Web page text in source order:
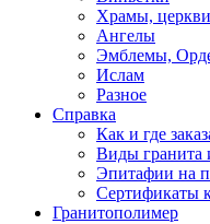
Храмы, церкви
Ангелы
Эмблемы,
Ислам
Разное
Справка
Как и где
Виды гранита
Эпитафии на
Сертификаты
Гранитополимер